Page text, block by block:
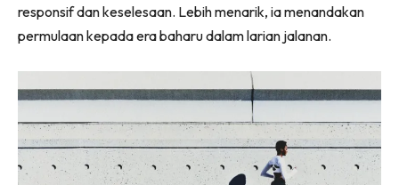
responsif dan keselesaan. Lebih menarik, ia menandakan
permulaan kepada era baharu dalam larian jalanan.